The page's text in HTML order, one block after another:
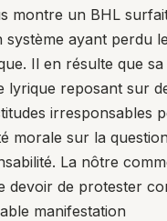
montre un BHL
système ayant perdu
Il en résulte que
lyrique reposant sur
irresponsables
morale sur la
La nôtre
devoir de protester
manifestation